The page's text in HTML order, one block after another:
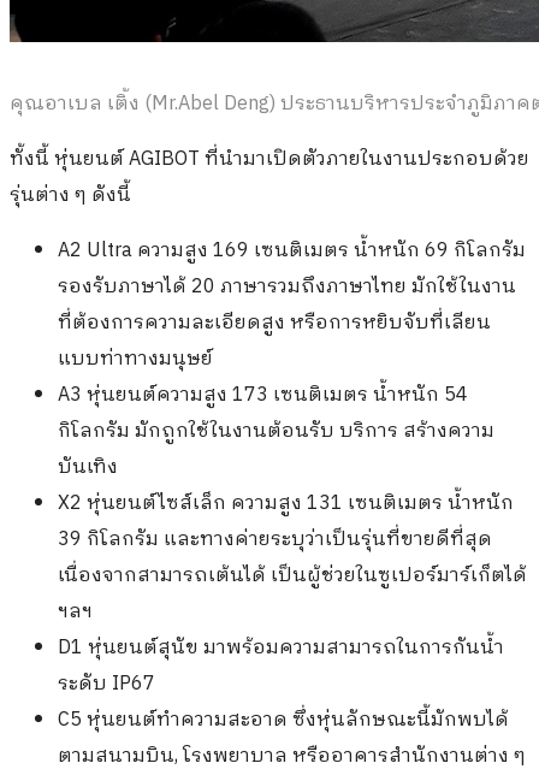
คุณอาเบล เติ้ง (Mr.Abel Deng) ประธานบริหารประจำภูมิภ
ทั้งนี้ หุ่นยนต์ AGIBOT ที่นำมาเปิดตัวภายในงานประกอบด้วย
รุ่นต่าง ๆ ดังนี้
A2 Ultra ความสูง 169 เซนติเมตร น้ำหนัก 69 กิโลกรัม
รองรับภาษาได้ 20 ภาษารวมถึงภาษาไทย มักใช้ในงาน
ที่ต้องการความละเอียดสูง หรือการหยิบจับที่เลียน
แบบท่าทางมนุษย์
A3 หุ่นยนต์ความสูง 173 เซนติเมตร น้ำหนัก 54
กิโลกรัม มักถูกใช้ในงานต้อนรับ บริการ สร้างความ
บันเทิง
X2 หุ่นยนต์ไซส์เล็ก ความสูง 131 เซนติเมตร น้ำหนัก
39 กิโลกรัม และทางค่ายระบุว่าเป็นรุ่นที่ขายดีที่สุด
เนื่องจากสามารถเต้นได้ เป็นผู้ช่วยในซูเปอร์มาร์เก็ตได้
ฯลฯ
D1 หุ่นยนต์สุนัข มาพร้อมความสามารถในการกันน้ำ
ระดับ IP67
C5 หุ่นยนต์ทำความสะอาด ซึ่งหุ่นลักษณะนี้มักพบได้
ตามสนามบิน, โรงพยาบาล หรืออาคารสำนักงานต่าง ๆ